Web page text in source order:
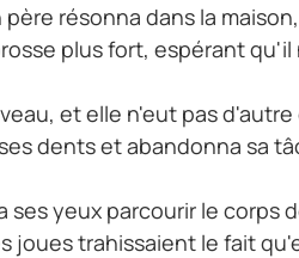
résonna dans la
plus fort, espérant
et elle n'eut pas d'autre
dents et abandonna sa
ses yeux parcourir le
joues trahissaient le fait